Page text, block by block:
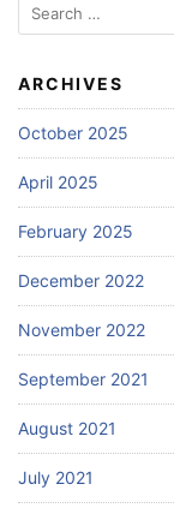
for:
ARCHIVES
October 2025
April 2025
February 2025
December 2022
November 2022
September 2021
August 2021
July 2021